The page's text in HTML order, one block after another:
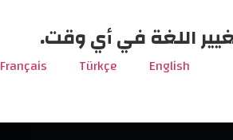
اللغة في أي وقت.
English
Türkçe
Français